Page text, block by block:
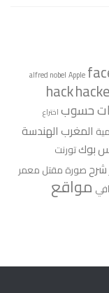
alfred nobel Apple
hack
حسوباختراع
المغربالهندسة
تورنت
صورة مقتل معمر
مواقع